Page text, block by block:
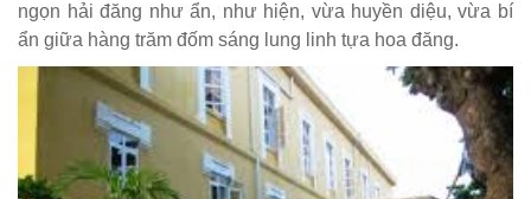
ngọn hải đăng như ẩn, như hiện, vừa huyền diệu, vừa bí
ẩn giữa hàng trăm đốm sáng lung linh tựa hoa đăng.